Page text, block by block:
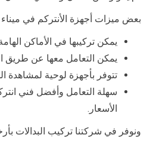
بعض ميزات أجهزة الأنتركم في ميناء
يمكن تركيبها في الأماكن
يمكن التعامل معها عن طريق
تتوفر بأجهزة لوحية
سهلة التعامل وأفضل فني
الأسعار.
ونوفر في شركتنا تركيب البدالات